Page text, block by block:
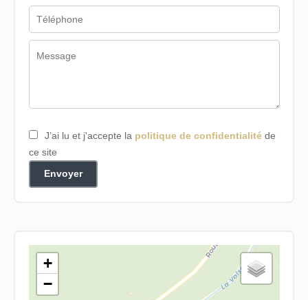
J’ai lu et j'accepte la politique de confidentialitéde
ce site
Envoyer
+
−